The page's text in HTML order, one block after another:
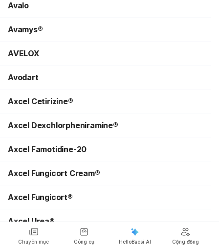
Avalo
Avamys®
AVELOX
Avodart
Axcel Cetirizine®
Axcel Dexchlorpheniramine®
Axcel Famotidine-20
Axcel Fungicort Cream®
Axcel Fungicort®
Axcel Urea®
Axit Alendronic
Chuyên mục Công cụ HelloBacsi AI Cộng đồng